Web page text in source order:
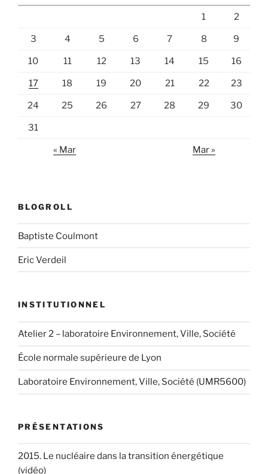
1 2
3 4 5 6 7 8 9
10 11 12 13 14 15 16
17 18 19 20 21 22 23
24 25 26 27 28 29 30
31
« Mar Mar »
BLOGROLL
Baptiste Coulmont
Eric Verdeil
INSTITUTIONNEL
Atelier 2 – laboratoire Environnement, Ville, Société
École normale supérieure de Lyon
Laboratoire Environnement, Ville, Société (UMR5600)
PRÉSENTATIONS
2015. Le nucléaire dans la transition énergétique
(vidéo)